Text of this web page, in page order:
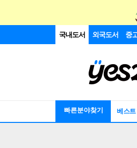
국내도서 외국도서 중
빠른분야찾기 베스트